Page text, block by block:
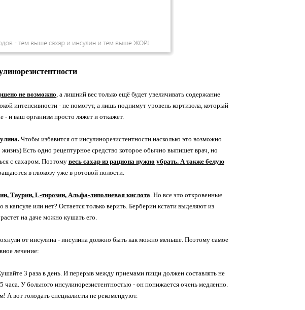
не возможно, а лишний вес только ещё будет увеличивать содержание
интенсивности - не помогут, а лишь поднимут уровень кортизола, который
- и ваш организм просто ляжет и откажет.
Чтобы избавится от инсулинорезистентности насколько это возможно
Есть одно рецептурное средство которое обычно выпишет врач, но
с сахаром. Поэтому весь сахар из рациона нужно убрать. А также белую
в глюкозу уже в ротовой полости.
Таурин, L-тирозин, Альфа-липолиевая кислота. Но все это откровенные
или нет? Остается только верить. Берберин кстати выделяют из
на даче можно кушать его.
от инсулина - инсулина должно быть как можно меньше. Поэтому самое
лечение:
3 раза в день. И перерыв между приемами пищи должен составлять не
часа. У больного инсулинорезистентностью - он понижается очень медленно.
А вот голодать специалисты не рекомендуют.